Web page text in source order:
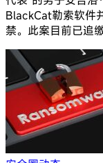
BlackCat勒索软件
禁。此案目前已追